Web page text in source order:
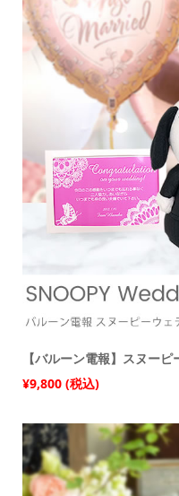
【バルーン電報】スヌー
¥9,800 (税込)